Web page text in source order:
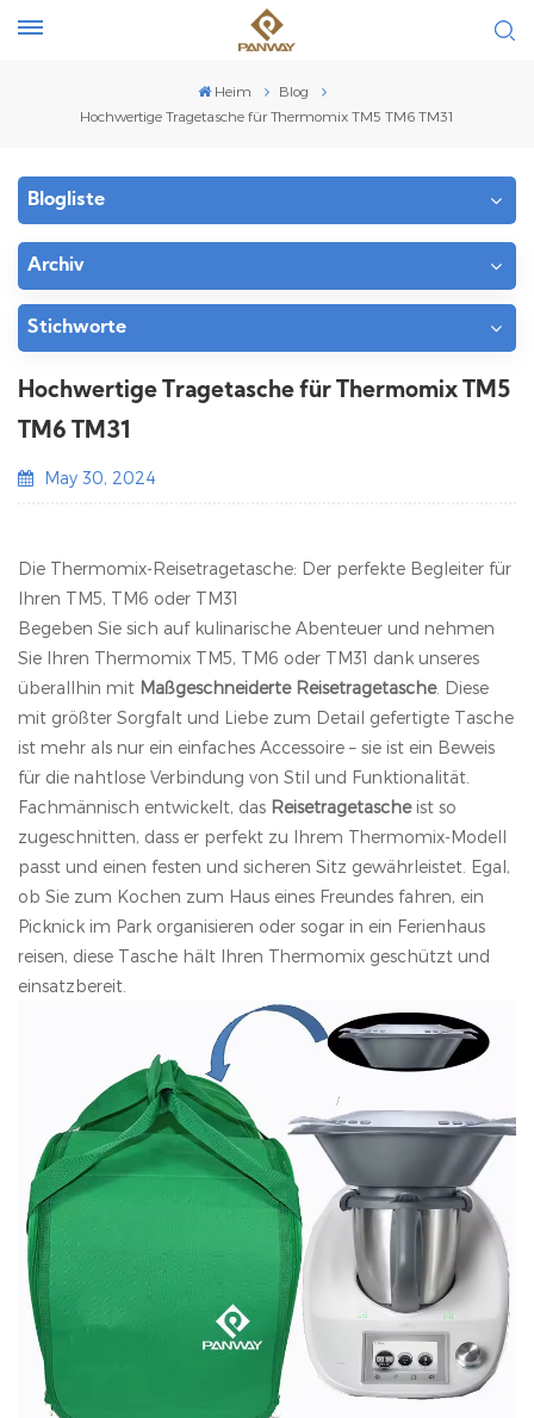
Heim
Blog
Hochwertige Tragetasche für Thermomix TM5 TM6 TM31
Blogliste
Archiv
Stichworte
Hochwertige Tragetasche für Thermomix TM5
TM6 TM31
May 30, 2024
Die Thermomix-Reisetragetasche: Der perfekte Begleiter für
Ihren TM5, TM6 oder TM31
Begeben Sie sich auf kulinarische Abenteuer und nehmen
Sie Ihren Thermomix TM5, TM6 oder TM31 dank unseres
überallhin mit Maßgeschneiderte Reisetragetasche. Diese
mit größter Sorgfalt und Liebe zum Detail gefertigte Tasche
ist mehr als nur ein einfaches Accessoire – sie ist ein Beweis
für die nahtlose Verbindung von Stil und Funktionalität.
Fachmännisch entwickelt, das Reisetragetascheist so
zugeschnitten, dass er perfekt zu Ihrem Thermomix-Modell
passt und einen festen und sicheren Sitz gewährleistet. Egal,
ob Sie zum Kochen zum Haus eines Freundes fahren, ein
Picknick im Park organisieren oder sogar in ein Ferienhaus
reisen, diese Tasche hält Ihren Thermomix geschützt und
einsatzbereit.